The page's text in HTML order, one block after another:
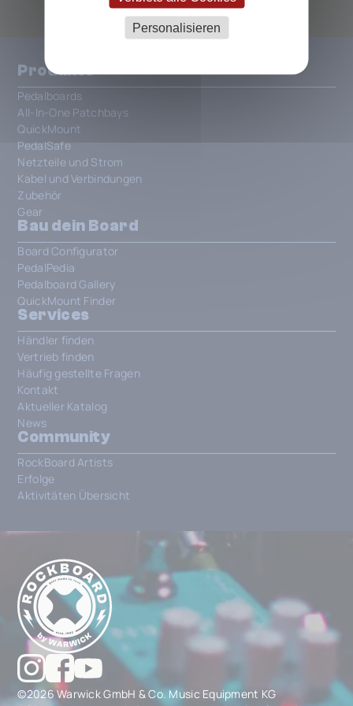
Personalisieren
Produkte
Pedalboards
All-In-One Patchbays
QuickMount
PedalSafe
Netzteile und Strom
Kabel und Verbindungen
Zubehör
Gear
Bau dein Board
Board Configurator
PedalPedia
Pedalboard Gallery
QuickMount Finder
Services
Händler finden
Vertrieb finden
Häufig gestellte Fragen
Kontakt
Aktueller Katalog
News
Community
RockBoard Artists
Erfolge
Aktivitäten Übersicht
©2026 Warwick GmbH & Co. Music Equipment KG